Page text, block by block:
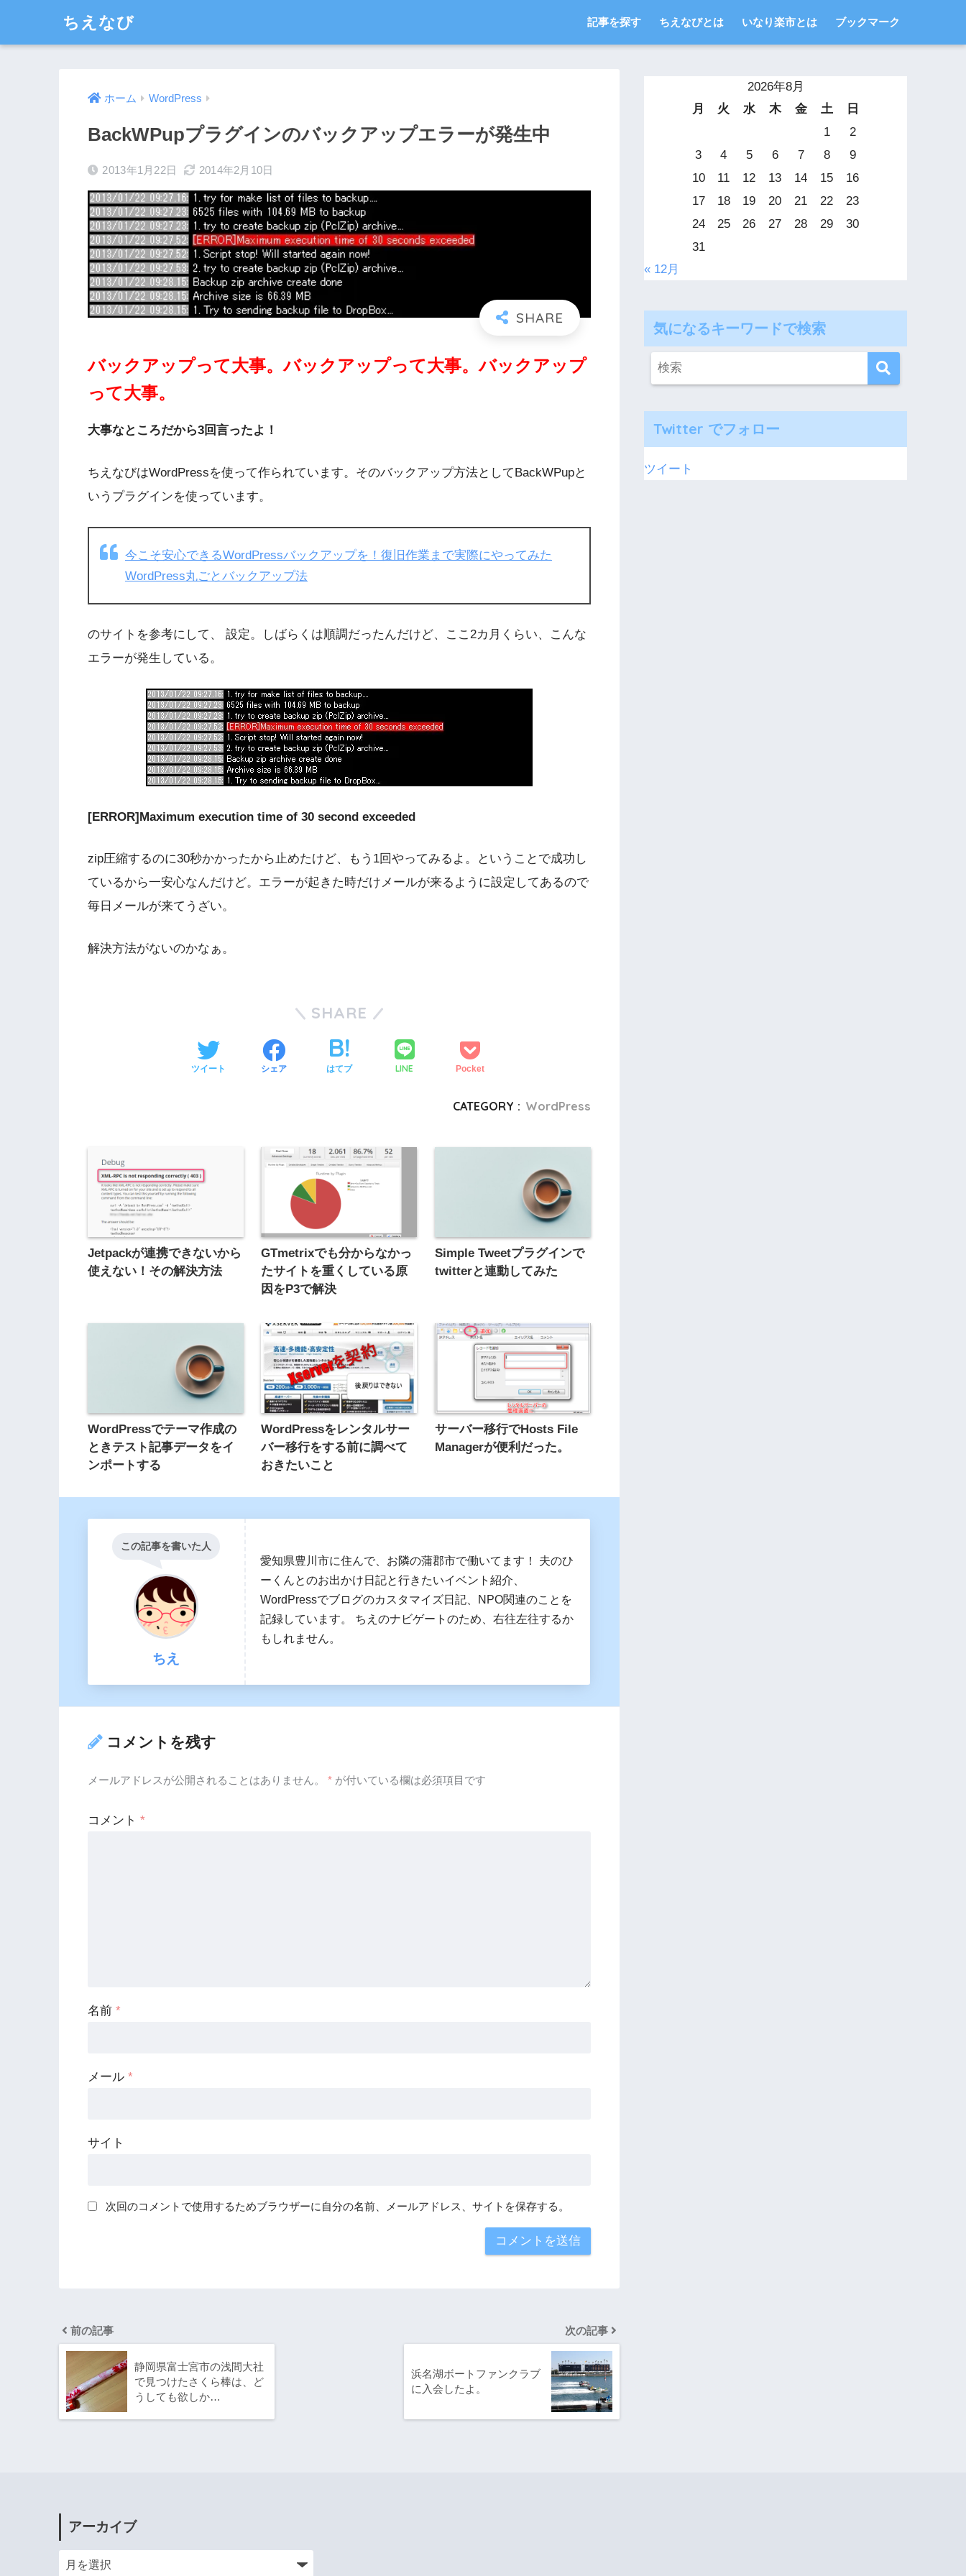
ちえなび 記事を探す ちえなびとは いなり楽市とは ブックマーク
ホーム WordPress
BackWPupプラグインのバックアップエラーが発生中
2013年1月22日 2014年2月10日
バックアップって大事。バックアップって大事。バックアップ
って大事。
大事なところだから3回言ったよ！
ちえなびはWordPressを使って作られています。そのバックアップ方法としてBackWPupと
いうプラグインを使っています。
今こそ安心できるWordPressバックアップを！復旧作業まで実際にやってみた
WordPress丸ごとバックアップ法
のサイトを参考にして、 設定。しばらくは順調だったんだけど、ここ2カ月くらい、こんな
エラーが発生している。
[ERROR]Maximum execution time of 30 second exceeded
zip圧縮するのに30秒かかったから止めたけど、もう1回やってみるよ。ということで成功し
ているから一安心なんだけど。エラーが起きた時だけメールが来るように設定してあるので
毎日メールが来てうざい。
解決方法がないのかなぁ。
SHARE
ツイート シェア はてブ LINE Pocket
CATEGORY : WordPress
Jetpackが連携できないから
使えない！その解決方法
GTmetrixでも分からなかっ
たサイトを重くしている原
因をP3で解決
Simple Tweetプラグインで
twitterと連動してみた
WordPressでテーマ作成の
ときテスト記事データをイ
ンポートする
WordPressをレンタルサー
バー移行をする前に調べて
おきたいこと
サーバー移行でHosts File
Managerが便利だった。
この記事を書いた人
ちえ
愛知県豊川市に住んで、お隣の蒲郡市で働いてます！ 夫のひ
ーくんとのお出かけ日記と行きたいイベント紹介、
WordPressでブログのカスタマイズ日記、NPO関連のことを
記録しています。 ちえのナビゲートのため、右往左往するか
もしれません。
コメントを残す
メールアドレスが公開されることはありません。 * が付いている欄は必須項目です
コメント *
名前 *
メール *
サイト
次回のコメントで使用するためブラウザーに自分の名前、メールアドレス、サイトを保存する。
前の記事
静岡県富士宮市の浅間大社
で見つけたさくら棒は、ど
うしても欲しか…
次の記事
浜名湖ボートファンクラブ
に入会したよ。
2026年8月
月
火 水 木 金 土
日
1
2
3
4 5 6 7 8
9
10
11 12 13 14 15
16
17
18 19 20 21 22
23
24
25 26 27 28 29
30
31
« 12月
気になるキーワードで検索
Twitter でフォロー
ツイート
アーカイブ